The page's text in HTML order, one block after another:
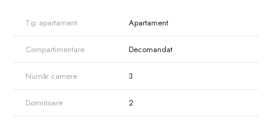
Tip apartament Apartament
Compartimentare Decomandat
Număr camere 3
Dormitoare 2